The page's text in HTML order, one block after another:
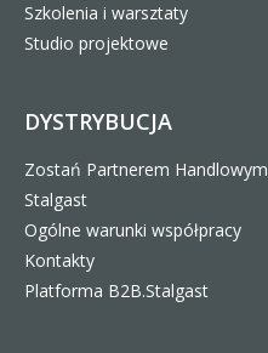
Szkolenia i warsztaty
Studio projektowe
DYSTRYBUCJA
Zostań Partnerem Handlowym
Stalgast
Ogólne warunki współpracy
Kontakty
Platforma B2B.Stalgast